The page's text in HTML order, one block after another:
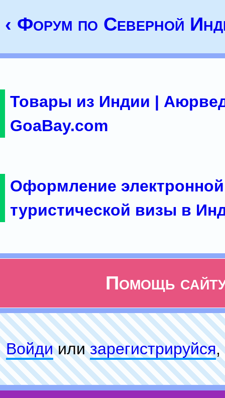
‹ Форум по Северной
Товары из Индии |
GoaBay.com
Оформление электронной
туристической визы в
Помощь
Войдиилизарeгиcтpируйся,